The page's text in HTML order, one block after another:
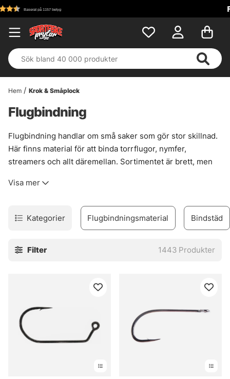
Hem Krok & Småplock
Flugbindning
Flugbindning handlar om små saker som gör stor skillnad.
Här finns material för att binda torrflugor, nymfer,
streamers och allt däremellan. Sortimentet är brett, men
kroppsmaterial eller krok utan att leta i blindo. Bara grejer
fiskas.
Urvalet bygger på material som passar både den som
en lång säsong. Kända varumärken, stabil kvalitet och
när det behövs. Smidigt. Och rätt skönt.
krokar och småplock. Gå tillbaka till huvudkategorin här:
» Krok & småplock
Visa mer
Kategorier Flugbindningsmaterial Bindstäd
Filter 1443 Produkter